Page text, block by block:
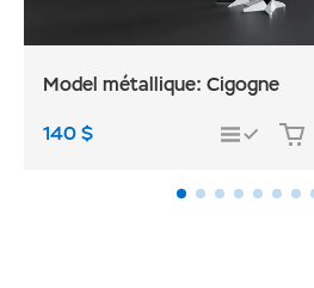
Model métallique: Cigogne
140$ COMPARER